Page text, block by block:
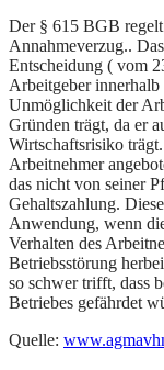
Der § 615 BGB
Annahmeverzug..
Entscheidung ( vom
Arbeitgeber innerhalb
Unmöglichkeit der
Gründen trägt, da er
Wirtschaftsrisiko
Arbeitnehmer
das nicht von seiner
Gehaltszahlung.
Anwendung, wenn
Verhalten des
Betriebsstörung
so schwer trifft, dass
Betriebes gefährdet
Quelle: